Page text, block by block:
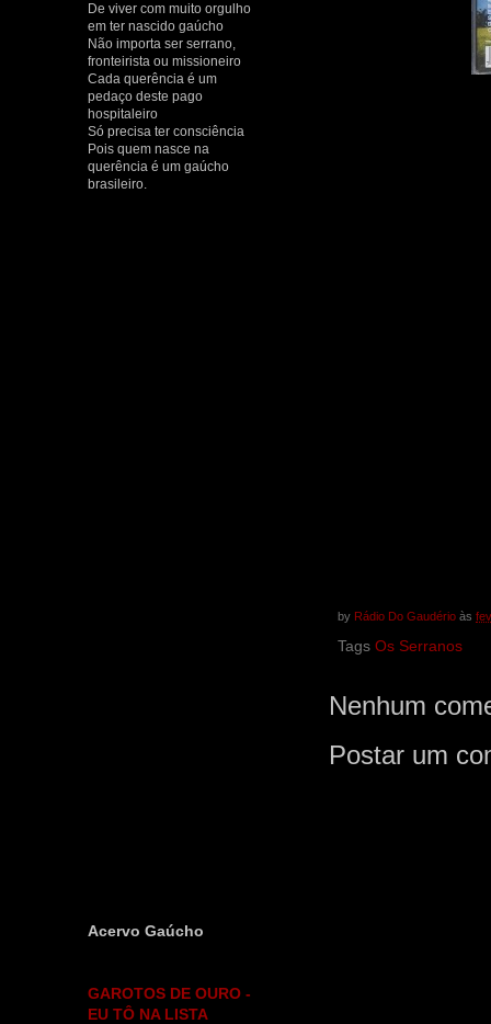
by Rádio Do Gaudério às
Tags Os Serranos
Nenhum
Postar um
De viver com muito orgulho
em ter nascido gaúcho
Não importa ser serrano,
fronteirista ou missioneiro
Cada querência é um
pedaço deste pago
hospitaleiro
Só precisa ter consciência
Pois quem nasce na
querência é um gaúcho
brasileiro.
Acervo Gaúcho
GAROTOS DE OURO -
EU TÔ NA LISTA